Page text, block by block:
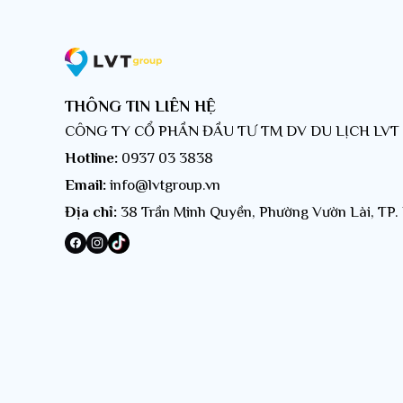
THÔNG TIN LIÊN HỆ
CÔNG TY CỔ PHẦN ĐẦU TƯ TM DV DU LỊCH LVT
Hotline: 0937 03 3838
Email:info@lvtgroup.vn
Địa chỉ: 38 Trần Minh Quyền, Phường Vườn Lài,